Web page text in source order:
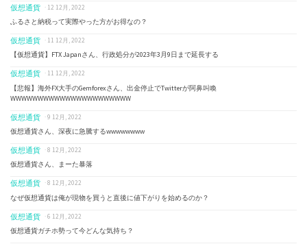
仮想通貨 · 12 12月, 2022
ふるさと納税って実際やった方がお得なの？
仮想通貨 · 11 12月, 2022
【仮想通貨】FTX Japanさん、行政処分が2023年3月9日まで延長する
仮想通貨 · 11 12月, 2022
【悲報】海外FX大手のGemforexさん、出金停止でTwitterが阿鼻叫喚
WWWWWWWWWWWWWWWWWWWWWW
仮想通貨 · 9 12月, 2022
仮想通貨さん、深夜に急騰するwwwwwwww
仮想通貨 · 8 12月, 2022
仮想通貨さん、まーた暴落
仮想通貨 · 8 12月, 2022
なぜ仮想通貨は俺が現物を買うと直後に値下がりを始めるのか？
仮想通貨 · 6 12月, 2022
仮想通貨ガチホ勢って今どんな気持ち？